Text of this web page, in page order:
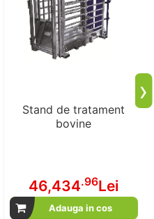
Stand de tratament
bovine
46,434.96Lei
Adauga in cos
›